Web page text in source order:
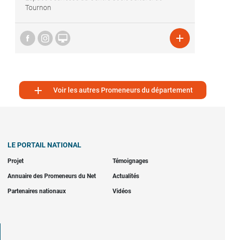
Tournon
 
 Voir les autres Promeneurs du département
LE PORTAIL NATIONAL
Projet Témoignages
Annuaire des Promeneurs du Net Actualités
Partenaires nationaux Vidéos